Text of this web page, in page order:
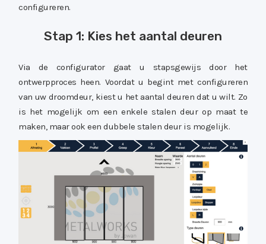
configureren.
Stap 1: Kies het aantal deuren
Via de configurator gaat u stapsgewijs door het
ontwerpproces heen. Voordat u begint met configureren
van uw droomdeur, kiest u het aantal deuren dat u wilt. Zo
is het mogelijk om een enkele stalen deur op maat te
maken, maar ook een dubbele stalen deur is mogelijk.